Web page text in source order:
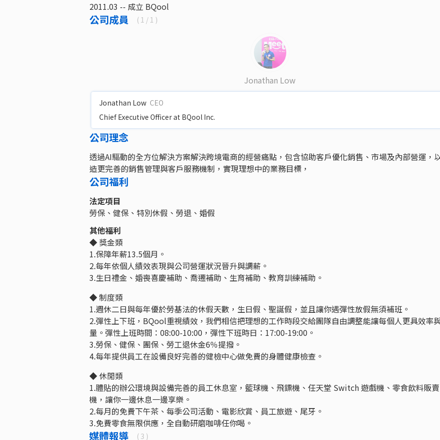
2011.03 -- 成立 BQool
公司成員 ( 1 / 1 )
Jonathan Low
Jonathan Low CEO
Chief Executive Officer at BQool Inc.
公司理念
透過AI驅動的全方位解決方案解決跨境電商的經營痛點，包含協助客戶優化銷售、市場及內部營運，
造更完善的銷售管理與客戶服務機制，實現理想中的業務目標，
公司福利
法定項目
勞保、健保、特別休假、勞退、婚假
其他福利
◆ 獎金類
1.保障年薪13.5個月。
2.每年依個人績效表現與公司營運狀況晉升與調薪。
3.生日禮金、婚喪喜慶補助、喬遷補助、生育補助、教育訓練補助。
◆ 制度類
1.週休二日與每年優於勞基法的休假天數，生日假、聖誕假，並且讓你遇彈性放假無須補班。
2.彈性上下班，BQool重視績效，我們相信把理想的工作時段交給團隊自由調整能讓每個人更具效率
量。彈性上班時間：08:00-10:00，彈性下班時日：17:00-19:00。
3.勞保、健保、團保、勞工退休金6％提撥。
4.每年提供員工在設備良好完善的健檢中心做免費的身體健康檢查。
◆ 休閒類
1.體貼的辦公環境與設備完善的員工休息室，籃球機、飛鏢機、任天堂 Switch 遊戲機、零食飲料販賣
機，讓你一邊休息一邊享樂。
2.每月的免費下午茶、每季公司活動、電影欣賞、員工旅遊、尾牙。
3.免費零食無限供應，全自動研磨咖啡任你喝。
媒體報導 ( 3 )